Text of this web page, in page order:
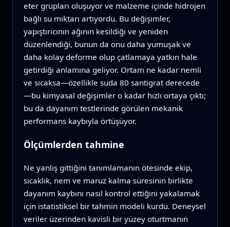
eter grupları oluşuyor ve malzeme içinde hidrojen
bağlı su miktarı artıyordu. Bu değişimler,
yapıştırıcının ağının kesildiği ve yeniden
düzenlendiği, bunun da onu daha yumuşak ve
daha kolay deforme olup çatlamaya yatkın hale
getirdiği anlamına geliyor. Ortam ne kadar nemli
ve sıcaksa—özellikle suda 80 santigrat derecede
—bu kimyasal değişimler o kadar hızlı ortaya çıktı;
bu da dayanım testlerinde görülen mekanik
performans kaybıyla örtüşüyor.
Ölçümlerden tahmine
Ne yanlış gittiğini tanımlamanın ötesinde ekip,
sıcaklık, nem ve maruz kalma süresinin birlikte
dayanım kaybını nasıl kontrol ettiğini yakalamak
için istatistiksel bir tahmin modeli kurdu. Deneysel
veriler üzerinden kavisli bir yüzey oturtmanın